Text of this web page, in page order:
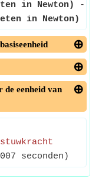
in Newton)
-
in Newton)
de eenheid van
seconden)